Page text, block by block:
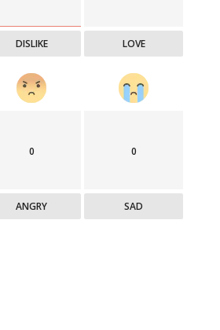
DISLIKE LOVE
0
ANGRY
0
SAD